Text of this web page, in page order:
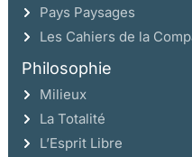
Pays Paysages
Les Cahiers de la
Philosophie
Milieux
La Totalité
L’Esprit Libre